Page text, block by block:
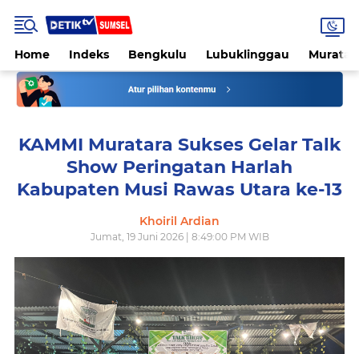
Home Indeks Bengkulu Lubuklinggau
KAMMI Muratara Sukses Gelar Talk
Show Peringatan Harlah
Kabupaten Musi Rawas Utara ke-13
Khoiril Ardian
Jumat, 19 Juni 2026 | 8:49:00 PM WIB